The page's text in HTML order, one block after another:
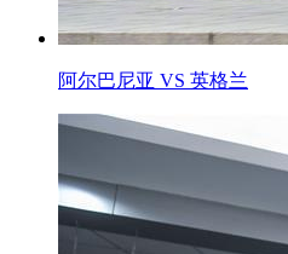
阿尔巴尼亚 VS 英格兰